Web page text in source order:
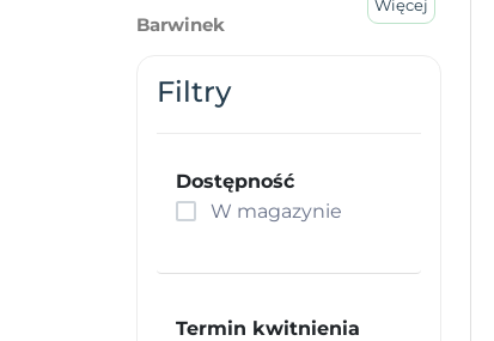
Barwinek
Celozja
Czarnuszka
Czubatka
Dmuszek jajowaty
Więcej
Filtry
Dostępność
W magazynie
Termin kwitnienia